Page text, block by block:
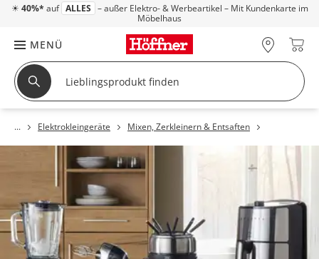
☀ 40%* auf ALLES – außer Elektro- & Werbeartikel – Mit Kundenkarte im
Möbelhaus
MENÜ
Elektrokleingeräte Mixen, Zerkleinern & Entsaften